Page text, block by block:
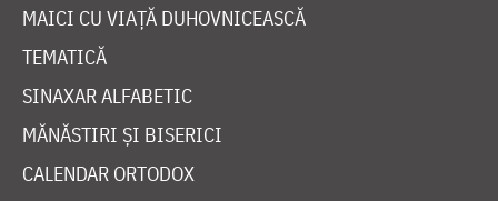
MAICI CU VIAȚĂ DUHOVNICEASCĂ
TEMATICĂ
SINAXAR ALFABETIC
MĂNĂSTIRI ȘI BISERICI
CALENDAR ORTODOX